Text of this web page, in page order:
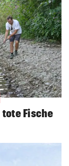
tote Fische